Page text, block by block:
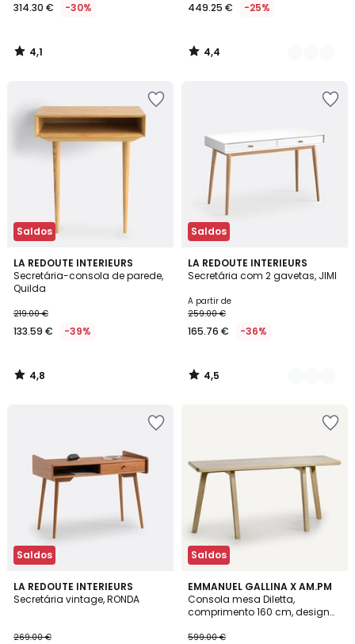
314.30 € -30%
4,1
/
449.25 € -25%
4,4
/
Saldos
LA REDOUTE INTERIEURS
Secretária-consola de parede,
Quilda
219.00 €
133.59 € -39%
4,8
/ 5
4,8
/
Saldos
LA REDOUTE INTERIEURS
Secretária com 2 gavetas, JIMI
A partir de
259.00 €
165.76 € -36%
4,5
/ 5
2
Cores
4,5
/
Saldos
LA REDOUTE INTERIEURS
Secretária vintage, RONDA
269.00 €
3,8
/ 5
Saldos
EMMANUEL GALLINA X AM.PM
Consola mesa Diletta,
comprimento 160 cm, design
599.00 €
4,7
/ 5